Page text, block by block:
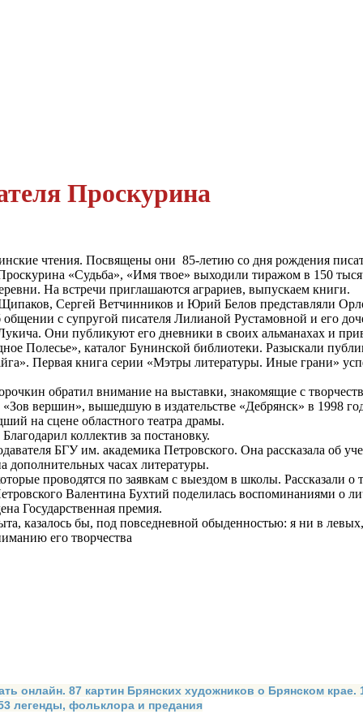
Проскурина
чтения. Посвящены они 85-летию со дня рождения
«Судьба», «Имя твое» выходили тиражом в 150
На встречи приглашаются аграриев, выпускаем книги.
Сергей Ветчинников и Юрий Белов представляли
с супругой писателя Лилианой Рустамовной и его
Они публикуют его дневники в своих альманахах и
Полесье», каталог Бунинской библиотеки. Разыскали
Первая книга серии «Мэтры литературы. Иные грани»
обратил внимание на выставки, знакомящие с
вершин», вышедшую в издательстве «Дебрянск» в 1998
на сцене областного театра драмы.
коллектив за постановку.
БГУ им. академика Петровского. Она рассказала об
дополнительных часах литературы.
проводятся по заявкам с выездом в школы. Рассказали о
Валентина Бухтий поделилась воспоминаниями о
Государственная премия.
казалось бы, под повседневной обыденностью: я ни в
его творчества
онлайн. 87 картин Брянских художников о Брянском
легенды, фольклора и предания